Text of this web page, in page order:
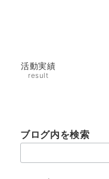
活動実績
result
ブログ内を検索
索：